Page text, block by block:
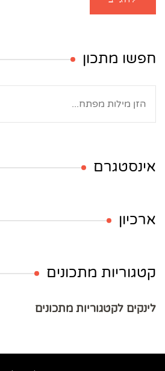
חפשו מתכון
אינסטגרם
ארכיון
קטגוריות מתכונים
לינקים לקטגוריות מתכונים